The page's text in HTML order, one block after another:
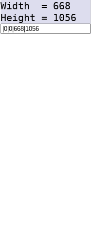
Width = 668
Height = 1056